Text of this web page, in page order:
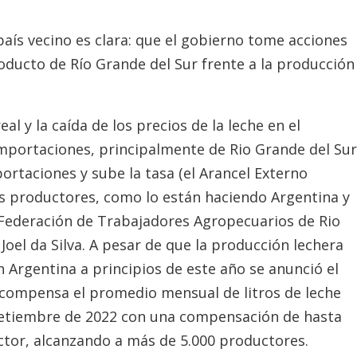
vecino es clara: que el gobierno tome acciones
de Río Grande del Sur frente a la producción
y la caída de los precios de la leche en el
principalmente de Rio Grande del
y sube la tasa (el Arancel Externo
productores, como lo están haciendo Argentina y
de Trabajadores Agropecuarios de Rio
da Silva. A pesar de que la producción lechera
a principios de este año se anunció el
el promedio mensual de litros de leche
de 2022 con una compensación de hasta
alcanzando a más de 5.000 productores.